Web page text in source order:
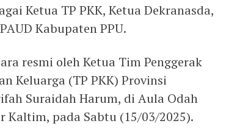
Ketua TP PKK, Ketua Dekranasda,
Kabupaten PPU.
resmi oleh Ketua Tim Penggerak
Keluarga (TP PKK) Provinsi
Suraidah Harum, di Aula Odah
Kaltim, pada Sabtu (15/03/2025).